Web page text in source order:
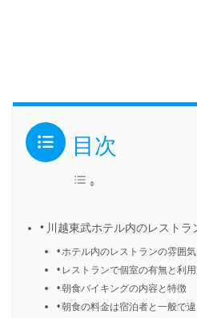
目次
川越東武ホテル内のレストラ
ホテル内のレストランの雰囲気
レストランで個室の有無と利
朝食バイキングの内容と特徴
朝食の料金は宿泊者と一般で違